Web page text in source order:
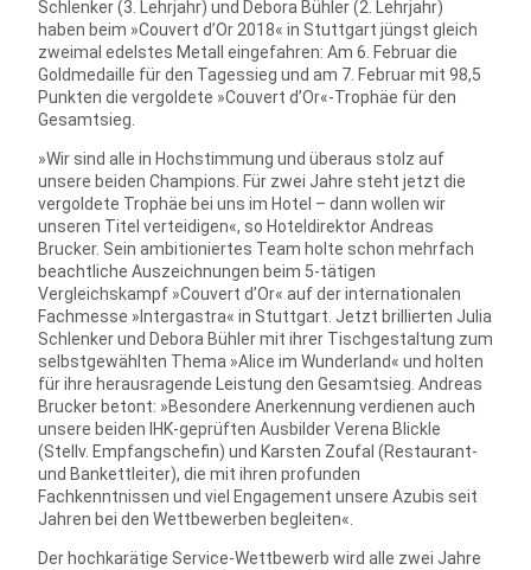
Schlenker (3. Lehrjahr) und Debora Bühler (2. Lehrjahr)
haben beim »Couvert d’Or 2018« in Stuttgart jüngst gleich
zweimal edelstes Metall eingefahren: Am 6. Februar die
Goldmedaille für den Tagessieg und am 7. Februar mit 98,5
Punkten die vergoldete »Couvert d’Or«-Trophäe für den
Gesamtsieg.
»Wir sind alle in Hochstimmung und überaus stolz auf
unsere beiden Champions. Für zwei Jahre steht jetzt die
vergoldete Trophäe bei uns im Hotel – dann wollen wir
unseren Titel verteidigen«, so Hoteldirektor Andreas
Brucker. Sein ambitioniertes Team holte schon mehrfach
beachtliche Auszeichnungen beim 5-tätigen
Vergleichskampf »Couvert d’Or« auf der internationalen
Fachmesse »Intergastra« in Stuttgart. Jetzt brillierten Julia
Schlenker und Debora Bühler mit ihrer Tischgestaltung zum
selbstgewählten Thema »Alice im Wunderland« und holten
für ihre herausragende Leistung den Gesamtsieg. Andreas
Brucker betont: »Besondere Anerkennung verdienen auch
unsere beiden IHK-geprüften Ausbilder Verena Blickle
(Stellv. Empfangschefin) und Karsten Zoufal (Restaurant-
und Bankettleiter), die mit ihren profunden
Fachkenntnissen und viel Engagement unsere Azubis seit
Jahren bei den Wettbewerben begleiten«.
Der hochkarätige Service-Wettbewerb wird alle zwei Jahre